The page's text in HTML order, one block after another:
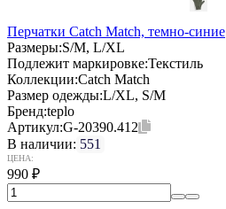
Перчатки Catch Match, темно-синие
Размеры:S/M, L/XL
Подлежит маркировке:Текстиль
Коллекции:Catch Match
Размер одежды:L/XL, S/M
Бренд:teplo
Артикул:G-20390.412
В наличии: 551
ЦЕНА:
990 ₽